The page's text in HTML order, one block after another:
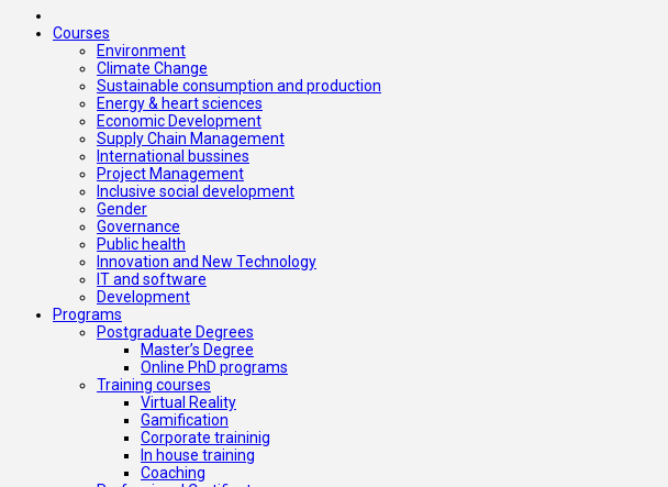
Courses
Environment
Climate Change
Sustainable consumption and production
Energy & heart sciences
Economic Development
Supply Chain Management
International bussines
Project Management
Inclusive social development
Gender
Governance
Public health
Innovation and New Technology
IT and software
Development
Programs
Postgraduate Degrees
Master’s Degree
Online PhD programs
Training courses
Virtual Reality
Gamification
Corporate traininig
In house training
Coaching